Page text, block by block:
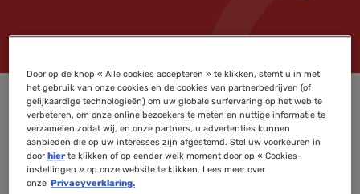
Door op de knop « Alle cookies accepteren » te klikken, stemt u in met
het gebruik van onze cookies en de cookies van partnerbedrijven (of
gelijkaardige technologieën) om uw globale surfervaring op het web te
verbeteren, om onze online bezoekers te meten en nuttige informatie te
verzamelen zodat wij, en onze partners, u advertenties kunnen
aanbieden die op uw interesses zijn afgestemd. Stel uw voorkeuren in
doorhierte klikken of op eender welk moment door op « Cookies-
instellingen » op onze website te klikken. Lees meer over
onze Privacyverklaring.